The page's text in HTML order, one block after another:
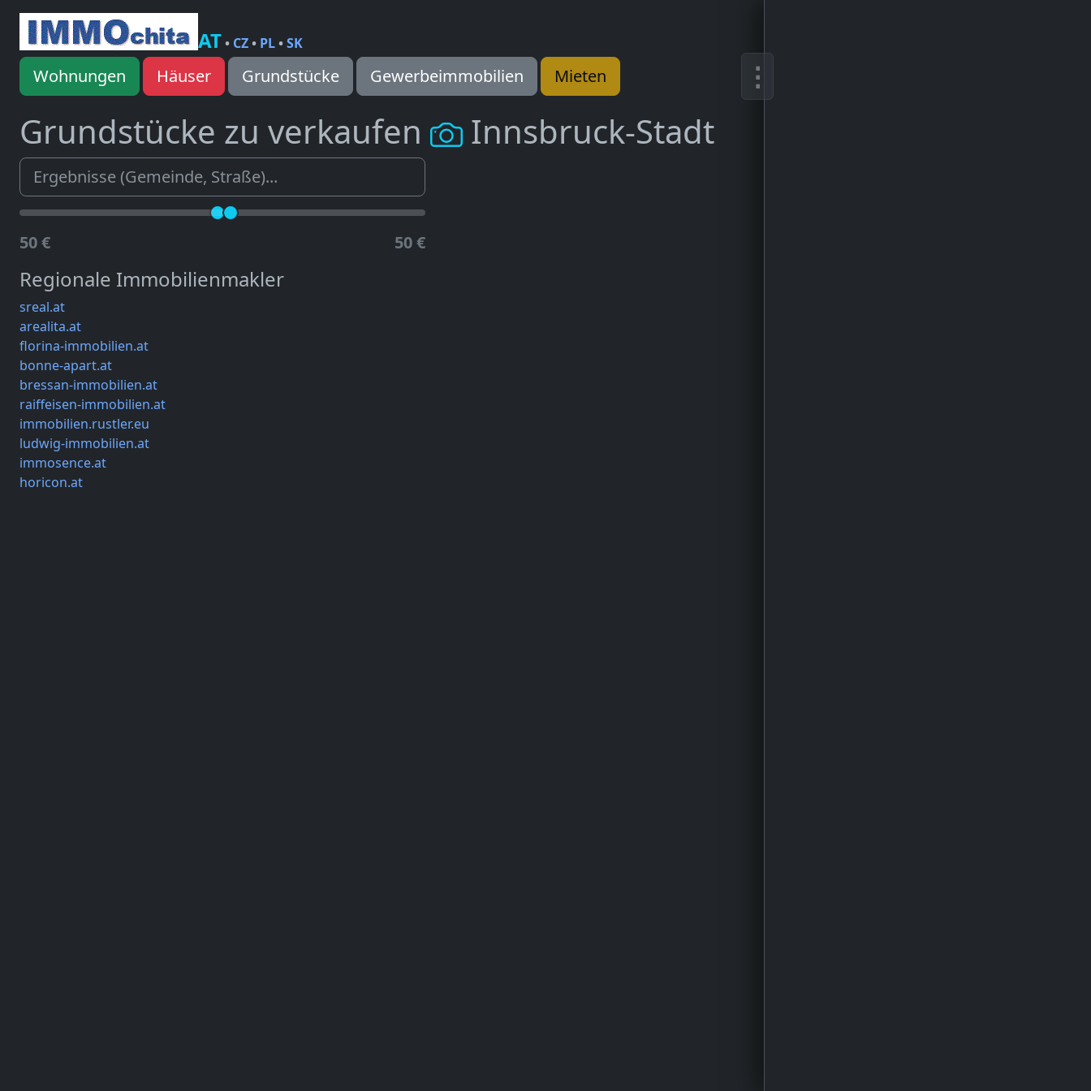
AT• CZ• PL•SK
Wohnungen Häuser Grundstücke Gewerbeimmobilien Mieten
Grundstücke zu verkaufen Innsbruck-Stadt
50 € 50 €
Regionale Immobilienmakler
sreal.at
arealita.at
florina-immobilien.at
bonne-apart.at
bressan-immobilien.at
raiffeisen-immobilien.at
immobilien.rustler.eu
ludwig-immobilien.at
immosence.at
horicon.at